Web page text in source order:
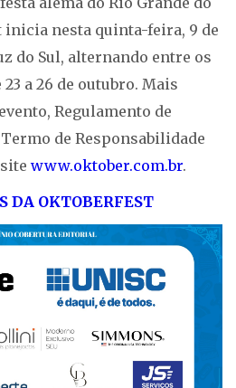
inicia nesta quinta-feira, 9 de
do Sul, alternando entre os
23 a 26 de outubro. Mais
Regulamento de
de Responsabilidade
www.oktober.com.br.
DA OKTOBERFEST